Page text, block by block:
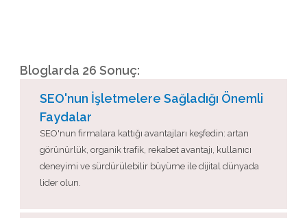
Bloglarda 26 Sonuç:
SEO'nun İşletmelere Sağladığı Önemli
Faydalar
SEO'nun firmalara kattığı avantajları keşfedin: artan
görünürlük, organik trafik, rekabet avantajı, kullanıcı
deneyimi ve sürdürülebilir büyüme ile dijital dünyada
lider olun.